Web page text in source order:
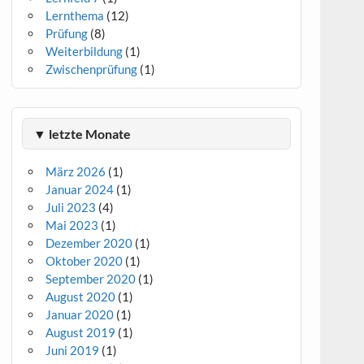
Lernthema (12)
Prüfung (8)
Weiterbildung (1)
Zwischenprüfung (1)
▼ letzte Monate
März 2026 (1)
Januar 2024 (1)
Juli 2023 (4)
Mai 2023 (1)
Dezember 2020 (1)
Oktober 2020 (1)
September 2020 (1)
August 2020 (1)
Januar 2020 (1)
August 2019 (1)
Juni 2019 (1)